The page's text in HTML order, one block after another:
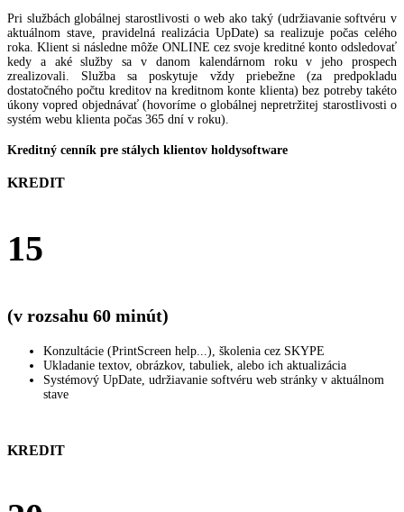
Pri službách globálnej starostlivosti o web ako taký (udržiavanie softvéru v
aktuálnom stave, pravidelná realizácia UpDate) sa realizuje počas celého
roka. Klient si následne môže ONLINE cez svoje kreditné konto odsledovať
kedy a aké služby sa v danom kalendárnom roku v jeho prospech
zrealizovali. Služba sa poskytuje vždy priebežne (za predpokladu
dostatočného počtu kreditov na kreditnom konte klienta) bez potreby takéto
úkony vopred objednávať (hovoríme o globálnej nepretržitej starostlivosti o
systém webu klienta počas 365 dní v roku).
Kreditný cenník pre stálych klientov holdysoftware
KREDIT
15
(v rozsahu 60 minút)
Konzultácie (PrintScreen help...), školenia cez SKYPE
Ukladanie textov, obrázkov, tabuliek, alebo ich aktualizácia
Systémový UpDate, udržiavanie softvéru web stránky v aktuálnom
stave
KREDIT